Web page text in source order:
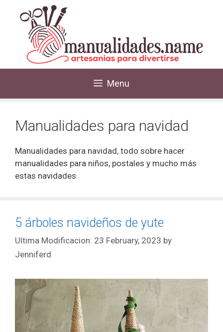
Menu
Manualidades para navidad
Manualidades para navidad, todo sobre hacer
manualidades para niños, postales y mucho más
estas navidades
5 árboles navideños de yute
23 February, 2023 by
Jenniferd